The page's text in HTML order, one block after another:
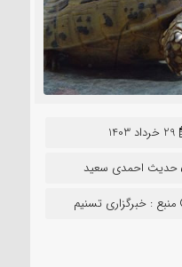
29 خرداد 1403
حدیث احمدی سعید
منبع : خبرگزاری تسنیم